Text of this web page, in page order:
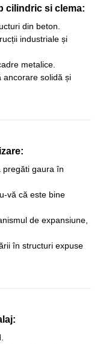
cilindric si clema:
din beton.
industriale și
metalice.
ancorare solidă și
pregăti gaura în
vă că este bine
de expansiune,
în structuri expuse